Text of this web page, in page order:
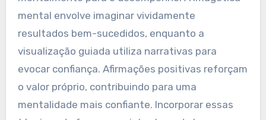
mental envolve imaginar vividamente
resultados bem-sucedidos, enquanto a
visualização guiada utiliza narrativas para
evocar confiança. Afirmações positivas reforçam
o valor próprio, contribuindo para uma
mentalidade mais confiante. Incorporar essas